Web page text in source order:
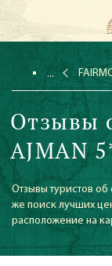
Отзывы
AJMAN
Отзывы туристов об
же поиск лучших
расположение на